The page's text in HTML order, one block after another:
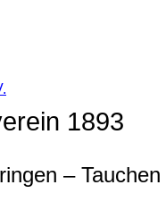
1893
– Tauchen